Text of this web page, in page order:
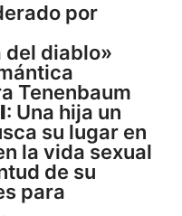
por
del diablo»
Tenenbaum
: Una hija un
su lugar en
la vida sexual
de su
para